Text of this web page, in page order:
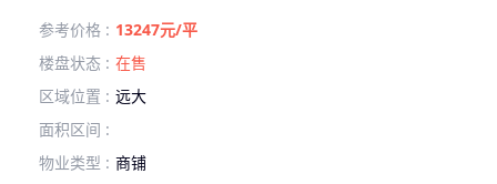
参考价格 : 13247元/平
楼盘状态 : 在售
区域位置 : 远大
面积区间 :
物业类型 : 商铺